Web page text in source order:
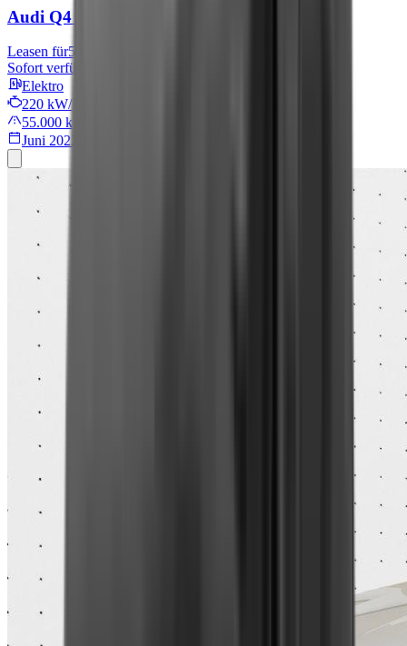
Audi Q4 e-tron
Leasen für567 € mtl.
Sofort verfügbar
Elektro
220 kW/299 PS
55.000 km
Juni 2022